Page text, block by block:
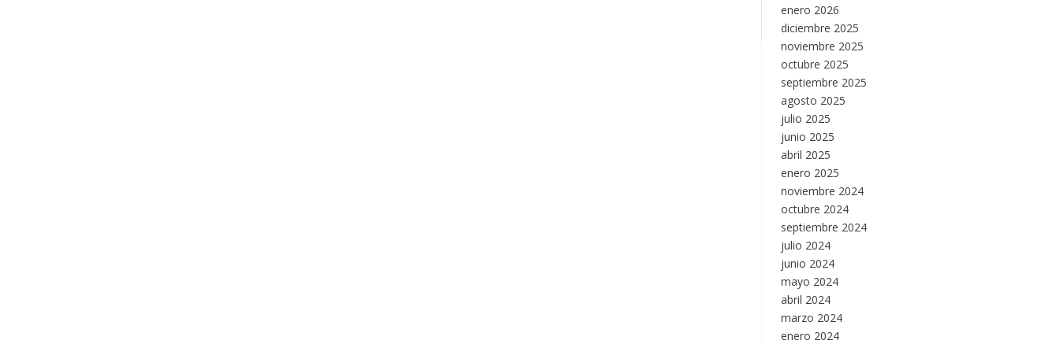
enero 2026
diciembre 2025
noviembre 2025
octubre 2025
septiembre 2025
agosto 2025
julio 2025
junio 2025
abril 2025
enero 2025
noviembre 2024
octubre 2024
septiembre 2024
julio 2024
junio 2024
mayo 2024
abril 2024
marzo 2024
enero 2024